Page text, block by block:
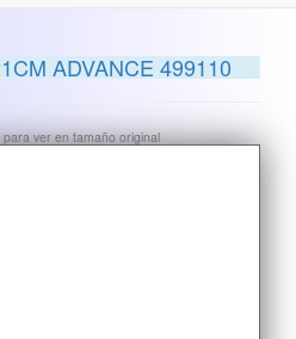
ADVANCE 499110
ver en tamaño original